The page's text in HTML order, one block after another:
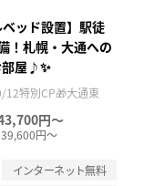
ベッド設置】駅徒
！札幌・大通への
部屋♪✨
12特別CP🎁大通東
円～
円～
インターネット無料